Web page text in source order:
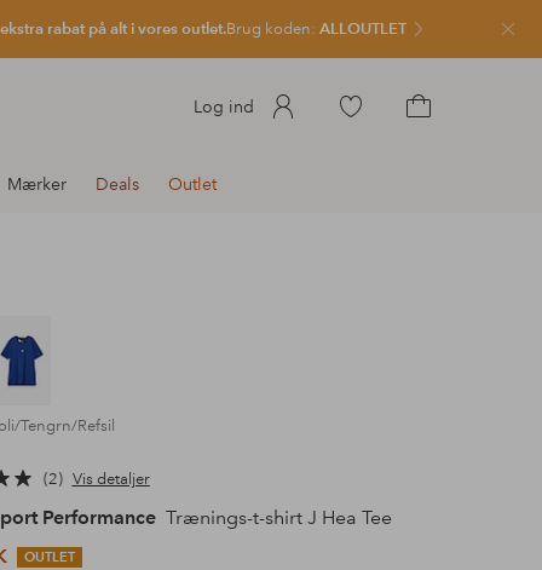
rabat på alt i vores outlet.Brug koden: ALLOUTLET Luk
Log ind
Gå
Mærker Deals Outlet
Tengrn/Refsil
2 Vis detaljer
Performance Trænings-t-shirt J Hea Tee
OUTLET